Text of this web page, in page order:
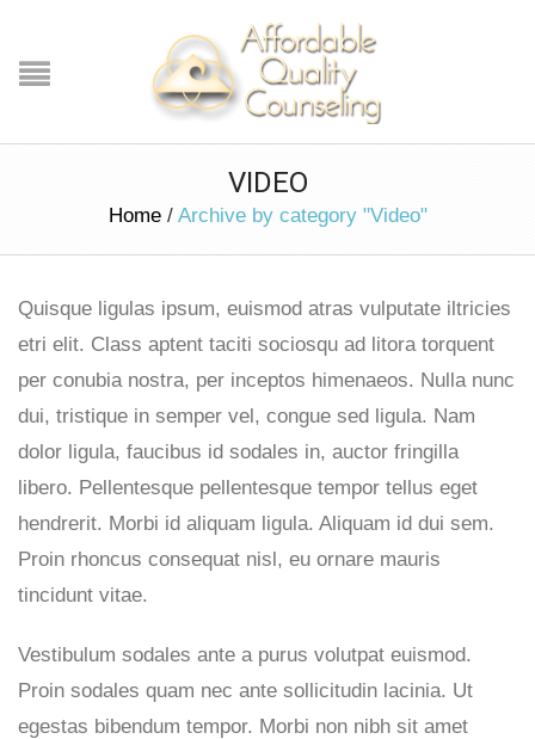
VIDEO
Home / Archive by category "Video"
Quisque ligulas ipsum, euismod atras vulputate iltricies
etri elit. Class aptent taciti sociosqu ad litora torquent
per conubia nostra, per inceptos himenaeos. Nulla nunc
dui, tristique in semper vel, congue sed ligula. Nam
dolor ligula, faucibus id sodales in, auctor fringilla
libero. Pellentesque pellentesque tempor tellus eget
hendrerit. Morbi id aliquam ligula. Aliquam id dui sem.
Proin rhoncus consequat nisl, eu ornare mauris
tincidunt vitae.
Vestibulum sodales ante a purus volutpat euismod.
Proin sodales quam nec ante sollicitudin lacinia. Ut
egestas bibendum tempor. Morbi non nibh sit amet